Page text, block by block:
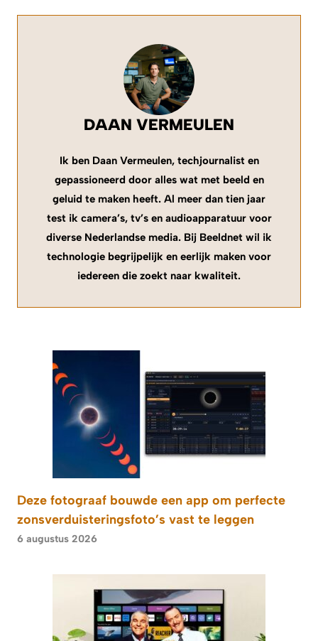
DAAN VERMEULEN
Ik ben Daan Vermeulen, techjournalist en
gepassioneerd door alles wat met beeld en
geluid te maken heeft. Al meer dan tien jaar
test ik camera’s, tv’s en audioapparatuur voor
diverse Nederlandse media. Bij Beeldnet wil ik
technologie begrijpelijk en eerlijk maken voor
iedereen die zoekt naar kwaliteit.
Deze fotograaf bouwde een app om perfecte
zonsverduisteringsfoto’s vast te leggen
6 augustus 2026